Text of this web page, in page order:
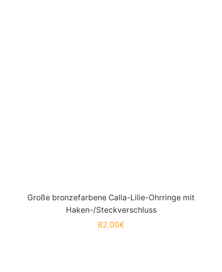
Große bronzefarbene Calla-Lilie-Ohrringe mit
Haken-/Steckverschluss
82.00€